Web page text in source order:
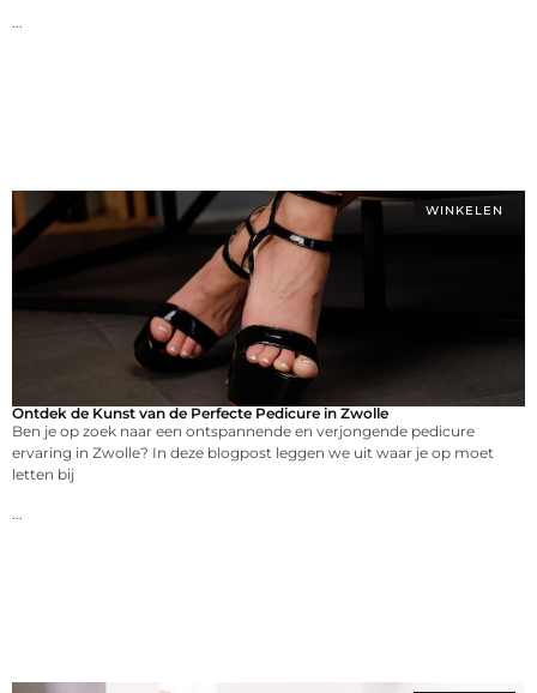
WINKELEN
Ontdek de Kunst van de Perfecte Pedicure in Zwolle
Ben je op zoek naar een ontspannende en verjongende pedicure
ervaring in Zwolle? In deze blogpost leggen we uit waar je op moet
letten bij